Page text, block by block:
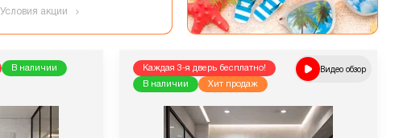
Условия акции
В наличии
Каждая 3-я дверь бесплатно!
В наличии
Хит продаж
Видео обзор